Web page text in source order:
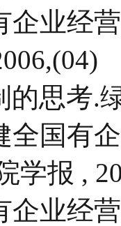
企业经
思考.
全国有
学报 ,
企业经